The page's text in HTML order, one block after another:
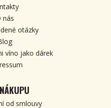
nás
otázky
víno jako dárek
od smlouvy